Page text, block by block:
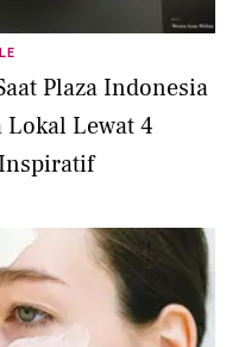
Plaza Indonesia
Lokal Lewat 4